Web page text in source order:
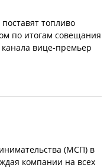
топливо
по итогам совещания
вице-премьер
(МСП) в
компании на всех